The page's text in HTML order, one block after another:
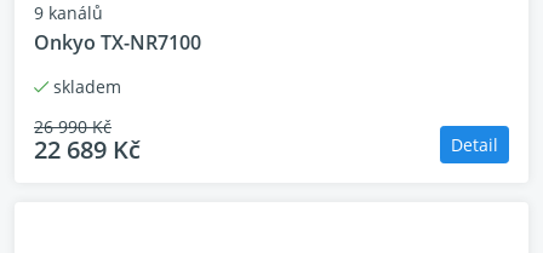
9 kanálů
Onkyo TX-NR7100
skladem
26 990 Kč
22 689 Kč Detail